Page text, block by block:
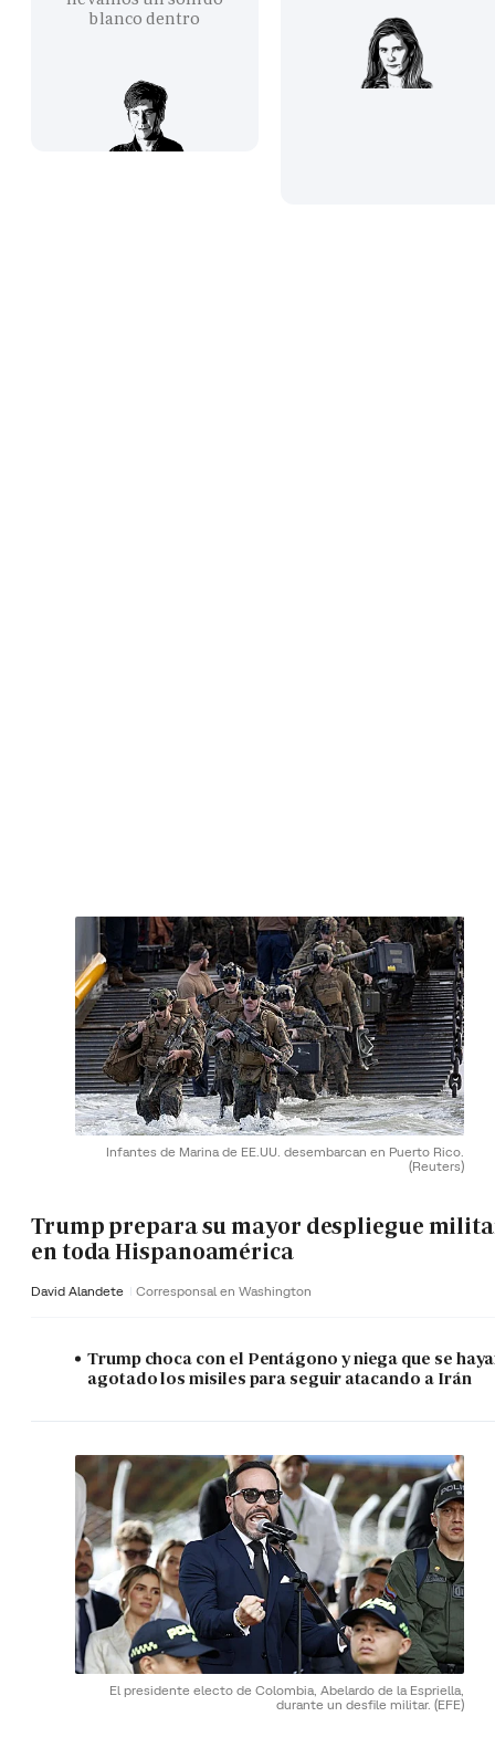
blanco dentro
Infantes de Marina de EE.UU. desembarcan en Puerto Rico.
(Reuters)
Trump prepara su mayor despliegue
en toda Hispanoamérica
David Alandete Corresponsal en Washington
Trump choca con el Pentágono y niega que se
agotado los misiles para seguir atacando a Irán
El presidente electo de Colombia, Abelardo de la Espriella,
durante un desfile militar. (EFE)